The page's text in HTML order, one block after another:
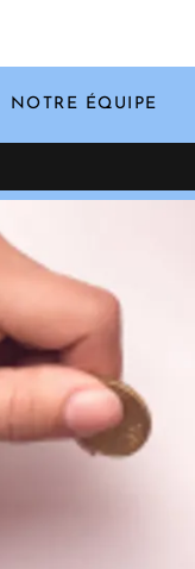
NOTRE ÉQUIPE